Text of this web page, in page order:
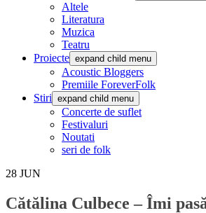
Altele
Literatura
Muzica
Teatru
Proiecte expand child menu
Acoustic Bloggers
Premiile ForeverFolk
Stiri expand child menu
Concerte de suflet
Festivaluri
Noutati
seri de folk
28 JUN
Cătălina Culbece – Îmi